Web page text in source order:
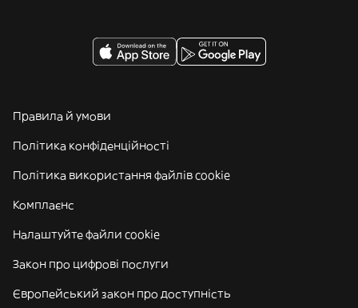
Правила й умови
Політика конфіденційності
Політика використання файлів cookie
Комплаєнс
Налаштуйте файли cookie
Закон про цифрові послуги
Європейський закон про доступність